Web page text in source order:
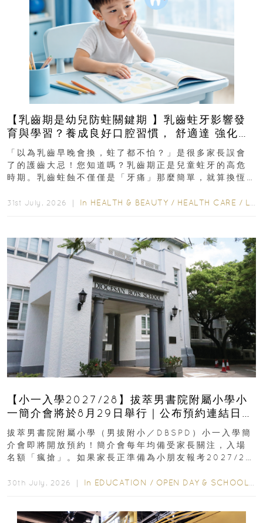
【乳齒期是幼兒防蛀關鍵期 】乳齒蛀牙影響發
育與學習？養成良好口腔習慣， 舒適達 強化琺
瑯質 兒童牙膏防護指南
「以為乳齒早晚會換，蛀了都不怕？」是很多家長誤會
了的護齒大忌！您知道嗎？乳齒期正是兒童蛀牙的高危
時期。乳齒蛀蝕不僅僅是「牙痛」那麼簡單，就算換恆
31st July, 2026 ｜ In HEALTH & BEAUTY / HEALTH CARE / LIFESTYLE
【小一入學2027/28】拔萃男書院附屬小學小
一簡介會將於8月29日舉行｜公布預約連結日期
｜更設有網上重溫
拔萃男書院附屬小學（男拔附小／DBSPD）小一入學簡
介會即將開放預約！簡介會每年均備受家長關注，入場
名額「瘋搶」。如果家長正準備為小朋友報考2027/28
30th July, 2026 ｜ In EDUCATION / OPEN DAY & SCHOOL EVENTS